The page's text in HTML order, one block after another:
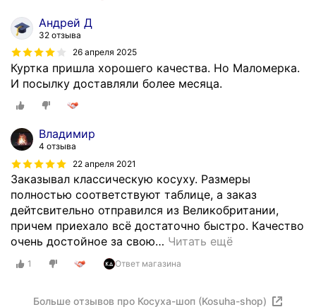
Андрей Д
32 отзыва
26 апреля 2025
Куртка пришла хорошего качества. Но Маломерка.
И посылку доставляли более месяца.
Владимир
4 отзыва
22 апреля 2021
Заказывал классическую косуху. Размеры
полностью соответствуют таблице, а заказ
дейтсвительно отправился из Великобритании,
причем приехало всё достаточно быстро. Качество
очень достойное за свою… Читать ещё
1 Ответ магазина
Больше отзывов про Косуха-шоп (Kosuha-shop)